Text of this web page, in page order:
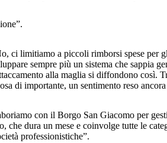
ci limitiamo a piccoli rimborsi spese
sempre più un sistema che
alla maglia si diffondono così.
di importante, un sentimento reso
con il Borgo San Giacomo per
che dura un mese e coinvolge tutte le
professionistiche”.